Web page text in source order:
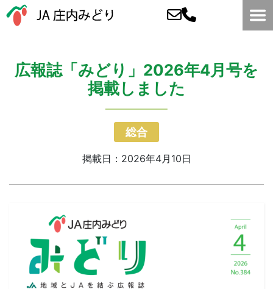
広報誌「みどり」2026年4月号を
掲載しました
総合
掲載日：2026年4月10日